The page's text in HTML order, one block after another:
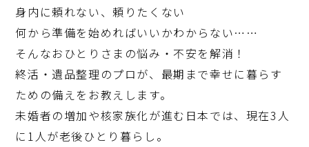
身内に頼れない、頼りたくない
何から準備を始めればいいかわからない……
そんなおひとりさまの悩み・不安を解消！
終活・遺品整理のプロが、最期まで幸せに暮らす
ための備えをお教えします。
未婚者の増加や核家族化が進む日本では、現在3人
に1人が老後ひとり暮らし。